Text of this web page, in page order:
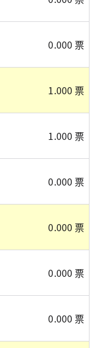
0.000 票
1.000 票
1.000 票
0.000 票
0.000 票
0.000 票
0.000 票